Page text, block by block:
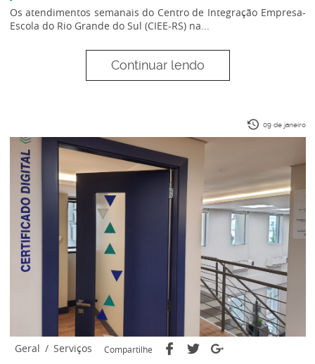
Os atendimentos semanais do Centro de Integração Empresa-
Escola do Rio Grande do Sul (CIEE-RS) na...
Continuar lendo
09 de janeiro
Geral / Serviços Compartilhe